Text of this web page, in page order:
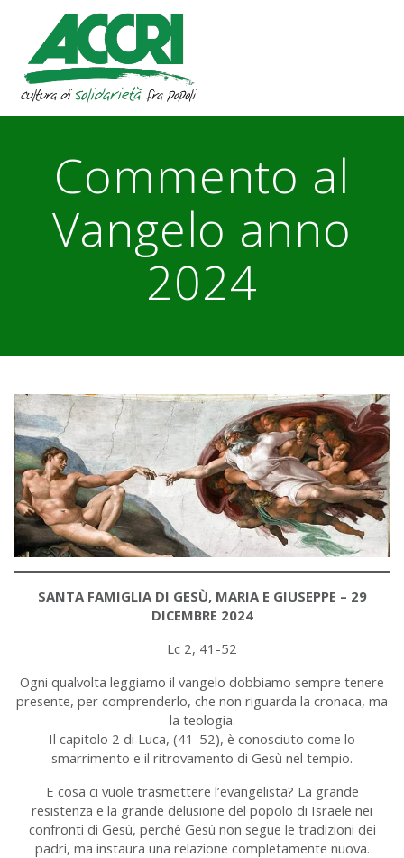
Commento al
Vangelo anno
2024
SANTA FAMIGLIA DI GESÙ, MARIA E GIUSEPPE – 29
DICEMBRE 2024
Lc 2, 41-52
Ogni qualvolta leggiamo il vangelo dobbiamo sempre tenere
presente, per comprenderlo, che non riguarda la cronaca, ma
la teologia.
Il capitolo 2 di Luca, (41-52), è conosciuto come lo
smarrimento e il ritrovamento di Gesù nel tempio.
E cosa ci vuole trasmettere l’evangelista? La grande
resistenza e la grande delusione del popolo di Israele nei
confronti di Gesù, perché Gesù non segue le tradizioni dei
padri, ma instaura una relazione completamente nuova.